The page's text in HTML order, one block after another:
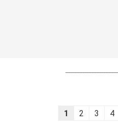
1 2 3 4